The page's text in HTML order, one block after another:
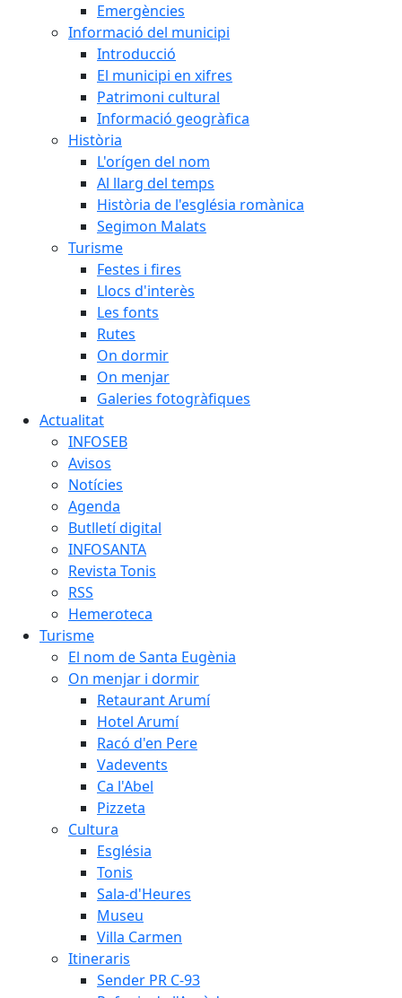
Emergències
Informació del municipi
Introducció
El municipi en xifres
Patrimoni cultural
Informació geogràfica
Història
L'orígen del nom
Al llarg del temps
Història de l'església romànica
Segimon Malats
Turisme
Festes i fires
Llocs d'interès
Les fonts
Rutes
On dormir
On menjar
Galeries fotogràfiques
Actualitat
INFOSEB
Avisos
Notícies
Agenda
Butlletí digital
INFOSANTA
Revista Tonis
RSS
Hemeroteca
Turisme
El nom de Santa Eugènia
On menjar i dormir
Retaurant Arumí
Hotel Arumí
Racó d'en Pere
Vadevents
Ca l'Abel
Pizzeta
Cultura
Església
Tonis
Sala-d'Heures
Museu
Villa Carmen
Itineraris
Sender PR C-93